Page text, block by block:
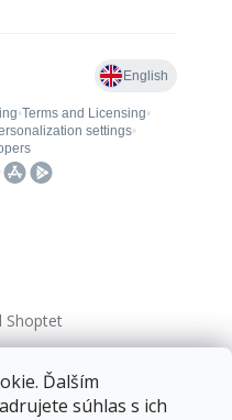
Ďalším
súhlas s ich
Shoptet
Všetky práva vyhradené.